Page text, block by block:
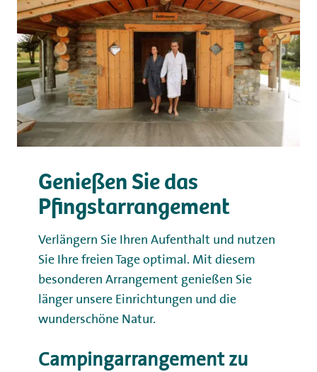
Genießen Sie das
Pfingstarrangement
Verlängern Sie Ihren Aufenthalt und nutzen
Sie Ihre freien Tage optimal. Mit diesem
besonderen Arrangement genießen Sie
länger unsere Einrichtungen und die
wunderschöne Natur.
Campingarrangement zu